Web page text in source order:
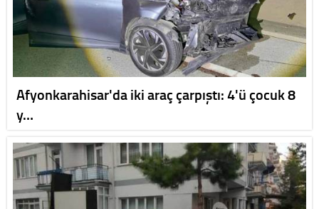
Afyonkarahisar'da iki araç çarpıştı: 4'ü çocuk 8
y…